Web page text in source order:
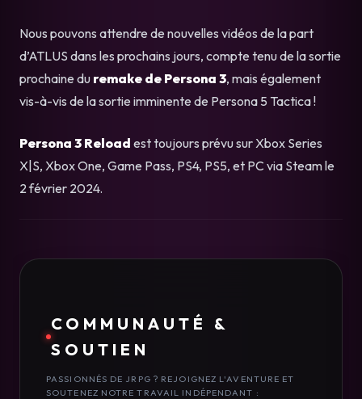
Nous pouvons attendre de nouvelles vidéos de la part
d’ATLUS dans les prochains jours, compte tenu de la sortie
prochaine du remake de Persona 3, mais également
vis-à-vis de la sortie imminente de Persona 5 Tactica !
Persona 3 Reload est toujours prévu sur Xbox Series
X|S, Xbox One, Game Pass, PS4, PS5, et PC via Steam le
2 février 2024.
COMMUNAUTÉ &
SOUTIEN
PASSIONNÉS DE JRPG ? REJOIGNEZ L'AVENTURE ET
SOUTENEZ NOTRE TRAVAIL INDÉPENDANT :